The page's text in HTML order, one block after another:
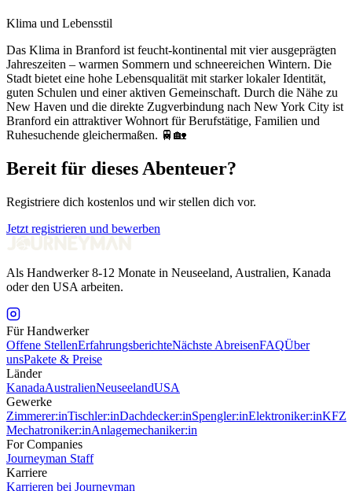
Klima und Lebensstil
Das Klima in Branford ist feucht-kontinental mit vier ausgeprägten
Jahreszeiten – warmen Sommern und schneereichen Wintern. Die
Stadt bietet eine hohe Lebensqualität mit starker lokaler Identität,
guten Schulen und einer aktiven Gemeinschaft. Durch die Nähe zu
New Haven und die direkte Zugverbindung nach New York City ist
Branford ein attraktiver Wohnort für Berufstätige, Familien und
Ruhesuchende gleichermaßen. 🚆🏡
Bereit für dieses Abenteuer?
Registriere dich kostenlos und wir stellen dich vor.
Jetzt registrieren und bewerben
Als Handwerker 8-12 Monate in Neuseeland, Australien, Kanada
oder den USA arbeiten.
Für Handwerker
Offene StellenErfahrungsberichteNächste AbreisenFAQÜber
unsPakete & Preise
Länder
KanadaAustralienNeuseelandUSA
Gewerke
Zimmerer:inTischler:inDachdecker:inSpengler:inElektroniker:inKFZ
Mechatroniker:inAnlagemechaniker:in
For Companies
Journeyman Staff
Karriere
Karrieren bei Journeyman